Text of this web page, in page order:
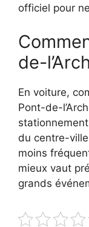
officiel pour
de-
En voiture,
Pont-de-
du centre-
moins
mieux vaut
grands